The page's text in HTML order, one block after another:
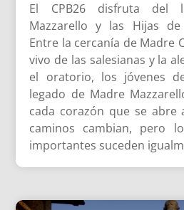
El CPB26 disfruta del
Mazzarello y las Hijas de
Entre la cercanía de Madre
vivo de las salesianas y la
el oratorio, los jóvenes
legado de Madre
cada corazón que se abre
caminos cambian, pero
importantes suceden